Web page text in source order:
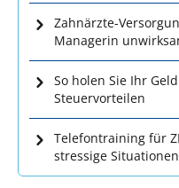
Zahnärzte-
Managerin
So holen Sie Ihr
Steuervorteilen
Telefontraining für
stressige Situationen